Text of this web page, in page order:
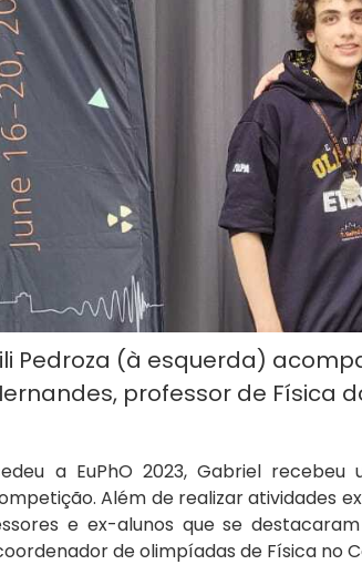
Pedroza (à esquerda)
professor de Física
a EuPhO 2023, Gabriel
Além de realizar atividades
e ex-alunos que se
de olimpíadas de Física no